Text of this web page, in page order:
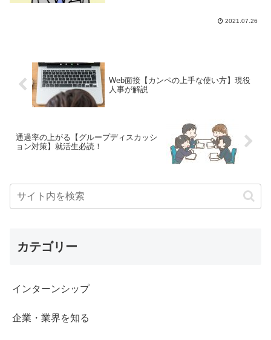
り方についてのポイントを簡単にご紹介
2021.07.26
Web面接【カンペの上手な使い方】現役
人事が解説
通過率の上がる【グループディスカッシ
ョン対策】就活生必読！
カテゴリー
インターンシップ
企業・業界を知る